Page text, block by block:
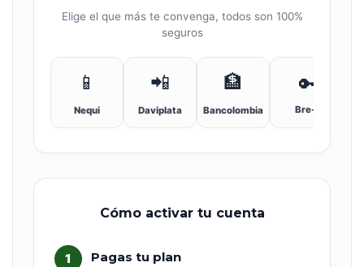
Elige el que más te convenga, todos son 100%
seguros
📱
Nequi
📲
Daviplata
🏦
Bancolombia
🔑
Bre-B
Cómo activar tu cuenta
1 Pagas tu plan